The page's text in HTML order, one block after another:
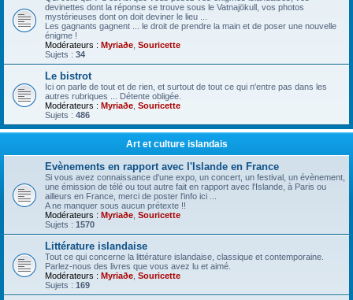
devinettes dont la réponse se trouve sous le Vatnajökull, vos photos
mystérieuses dont on doit deviner le lieu ...
Les gagnants gagnent ... le droit de prendre la main et de poser une nouvelle
énigme !
Modérateurs : Myriaðe Souricette
Sujets : 34
Le bistrot
Ici on parle de tout et de rien, et surtout de tout ce qui n'entre pas dans les
autres rubriques ... Détente obligée.
Modérateurs : Myriaðe Souricette
Sujets : 486
Art et culture islandais
Evènements en rapport avec l'Islande en France
Si vous avez connaissance d'une expo, un concert, un festival, un évènement,
une émission de télé ou tout autre fait en rapport avec l'Islande, à Paris ou
ailleurs en France, merci de poster l'info ici ...
A ne manquer sous aucun prétexte !!
Modérateurs : Myriaðe Souricette
Sujets : 1570
Littérature islandaise
Tout ce qui concerne la littérature islandaise, classique et contemporaine.
Parlez-nous des livres que vous avez lu et aimé.
Modérateurs : Myriaðe Souricette
Sujets : 169